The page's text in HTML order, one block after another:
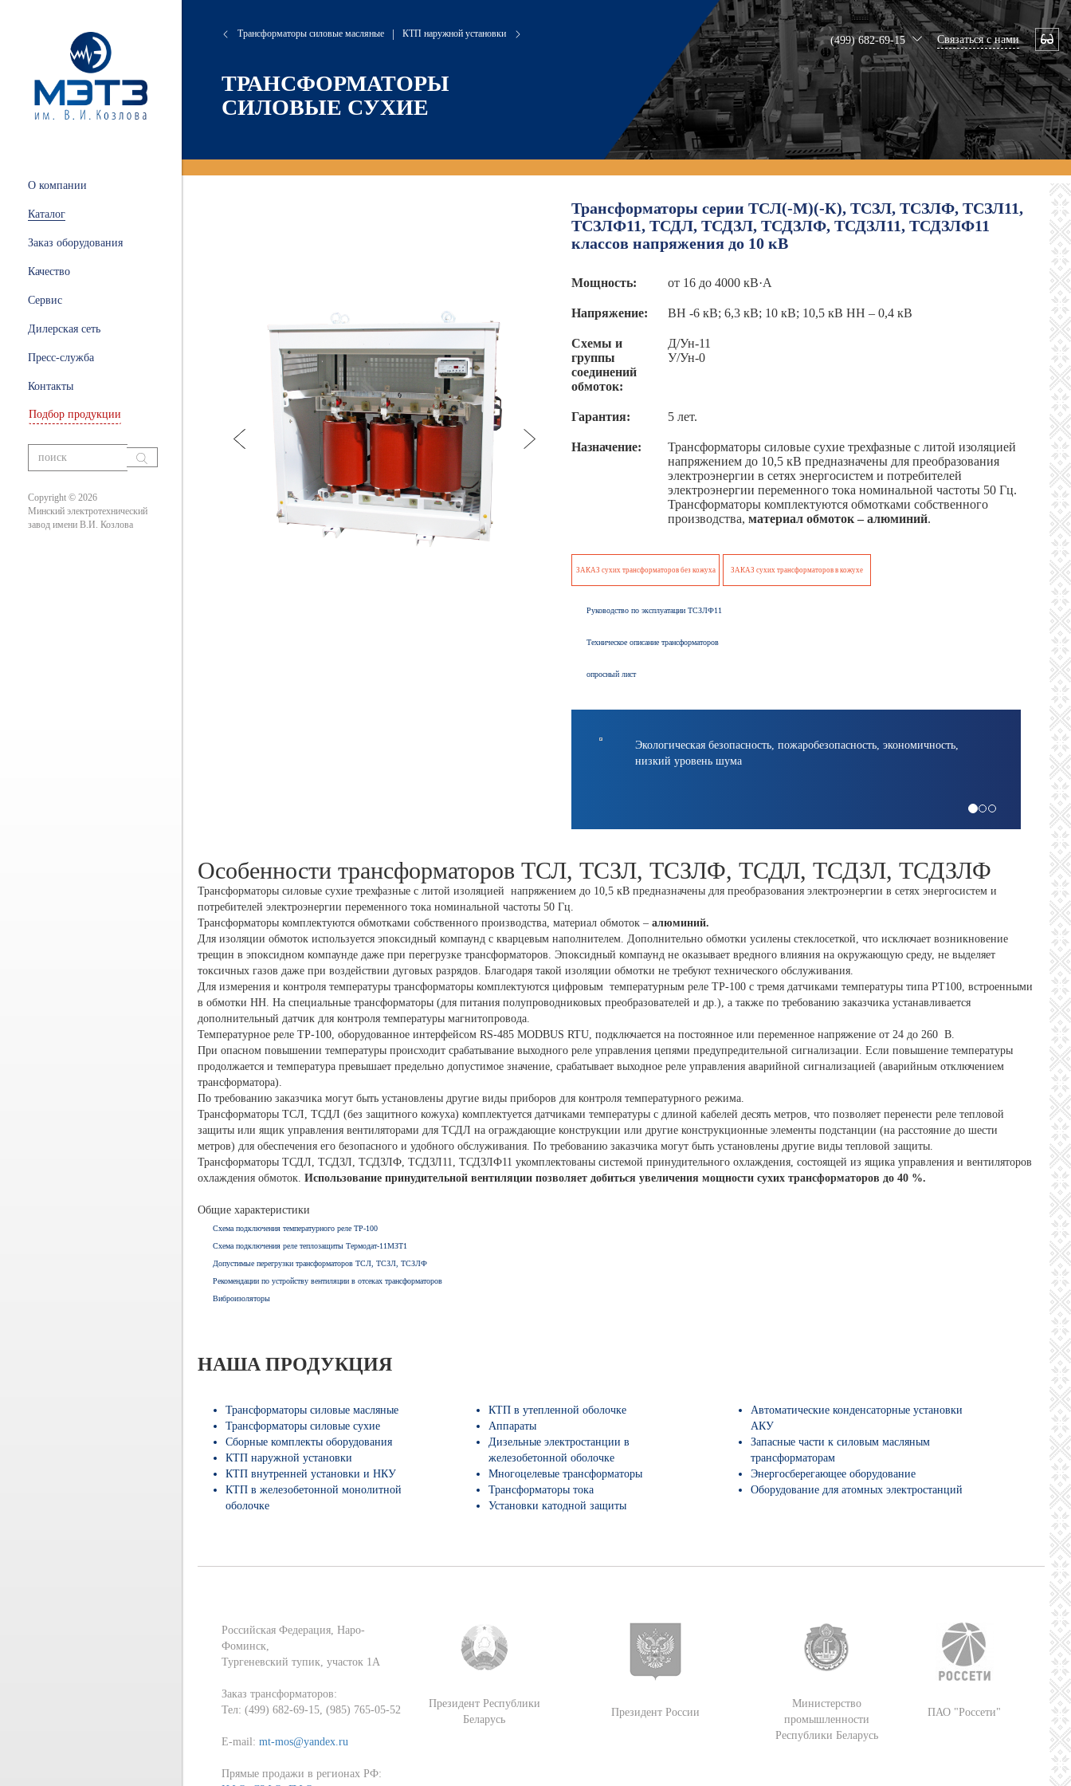
О компании
Каталог
Заказ оборудования
Качество
Сервис
Дилерская сеть
Пресс-служба
Контакты
Подбор продукции
Copyright © 2026
Минский электротехнический
завод имени В.И. Козлова
Трансформаторы силовые масляные КТП наружной установки
ТРАНСФОРМАТОРЫ
СИЛОВЫЕ СУХИЕ
(499) 682-69-15 Связаться с нами
Трансформаторы серии ТСЛ(-М)(-К), ТСЗЛ, ТСЗЛФ, ТСЗЛ11,
ТСЗЛФ11, ТСДЛ, ТСДЗЛ, ТСДЗЛФ, ТСДЗЛ11, ТСДЗЛФ11
классов напряжения до 10 кВ
Мощность: от 16 до 4000 кВ·А
Напряжение: ВН -6 кВ; 6,3 кВ; 10 кВ; 10,5 кВ НН – 0,4 кВ
Схемы и
группы
соединений
обмоток:
Д/Ун-11
У/Ун-0
Гарантия: 5 лет.
Назначение:
Трансформаторы силовые сухие трехфазные с литой изоляцией
напряжением до 10,5 кВ предназначены для преобразования
электроэнергии в сетях энергосистем и потребителей
электроэнергии переменного тока номинальной частоты 50 Гц.
Трансформаторы комплектуются обмотками собственного
производства,материал обмоток – алюминий.
ЗАКАЗ сухих трансформаторов без кожуха ЗАКАЗ сухих трансформаторов в кожухе
Руководство по эксплуатации ТСЗЛФ11
Техническое описание трансформаторов
опросный лист
Защита от перегрева и автоматический контроль системы
Особенности трансформаторов ТСЛ, ТСЗЛ, ТСЗЛФ, ТСДЛ, ТСДЗЛ, ТСДЗЛФ
Трансформаторы силовые сухие трехфазные с литой изоляцией напряжением до 10,5 кВ предназначены для преобразования электроэнергии в сетях энергосистем и
потребителей электроэнергии переменного тока номинальной частоты 50 Гц.
Трансформаторы комплектуются обмотками собственного производства, материал обмоток –алюминий.
Для изоляции обмоток используется эпоксидный компаунд с кварцевым наполнителем. Дополнительно обмотки усилены стеклосеткой, что исключает возникновение
трещин в эпоксидном компаунде даже при перегрузке трансформаторов. Эпоксидный компаунд не оказывает вредного влияния на окружающую среду, не выделяет
токсичных газов даже при воздействии дуговых разрядов. Благодаря такой изоляции обмотки не требуют технического обслуживания.
Для измерения и контроля температуры трансформаторы комплектуются цифровым температурным реле ТР-100 с тремя датчиками температуры типа РТ100, встроенными
в обмотки НН. На специальные трансформаторы (для питания полупроводниковых преобразователей и др.), а также по требованию заказчика устанавливается
дополнительный датчик для контроля температуры магнитопровода.
Температурное реле ТР-100, оборудованное интерфейсом RS-485 MODBUS RTU, подключается на постоянное или переменное напряжение от 24 до 260 В.
При опасном повышении температуры происходит срабатывание выходного реле управления цепями предупредительной сигнализации. Если повышение температуры
продолжается и температура превышает предельно допустимое значение, срабатывает выходное реле управления аварийной сигнализацией (аварийным отключением
трансформатора).
По требованию заказчика могут быть установлены другие виды приборов для контроля температурного режима.
Трансформаторы ТСЛ, ТСДЛ (без защитного кожуха) комплектуется датчиками температуры с длиной кабелей десять метров, что позволяет перенести реле тепловой
защиты или ящик управления вентиляторами для ТСДЛ на ограждающие конструкции или другие конструкционные элементы подстанции (на расстояние до шести
метров) для обеспечения его безопасного и удобного обслуживания. По требованию заказчика могут быть установлены другие виды тепловой защиты.
Трансформаторы ТСДЛ, ТСДЗЛ, ТСДЗЛФ, ТСДЗЛ11, ТСДЗЛФ11 укомплектованы системой принудительного охлаждения, состоящей из ящика управления и вентиляторов
охлаждения обмоток.Использование принудительной вентиляции позволяет добиться увеличения мощности сухих трансформаторов до 40 %.
Общие характеристики
Схема подключения температурного реле ТР-100
Схема подключения реле теплозащиты Термодат-11МЗТ1
Допустимые перегрузки трансформаторов ТСЛ, ТСЗЛ, ТСЗЛФ
Рекомендации по устройству вентиляции в отсеках трансформаторов
Виброизоляторы
НАША ПРОДУКЦИЯ
Трансформаторы силовые масляные
Трансформаторы силовые сухие
Сборные комплекты оборудования
КТП наружной установки
КТП внутренней установки и НКУ
КТП в железобетонной монолитной
оболочке
КТП в утепленной оболочке
Аппараты
Дизельные электростанции в
железобетонной оболочке
Многоцелевые трансформаторы
Трансформаторы тока
Установки катодной защиты
Автоматические конденсаторные установки
АКУ
Запасные части к силовым масляным
трансформаторам
Энергосберегающее оборудование
Оборудование для атомных электростанций
Российская Федерация, Наро-
Фоминск,
Тургеневский тупик, участок 1А
Заказ трансформаторов:
Тел: (499) 682-69-15, (985) 765-05-52
E-mail:mt-mos@yandex.ru
Прямые продажи в регионах РФ:
Президент Республики
Беларусь
Президент России
Министерство
промышленности
Республики Беларусь
ПАО "Россети"